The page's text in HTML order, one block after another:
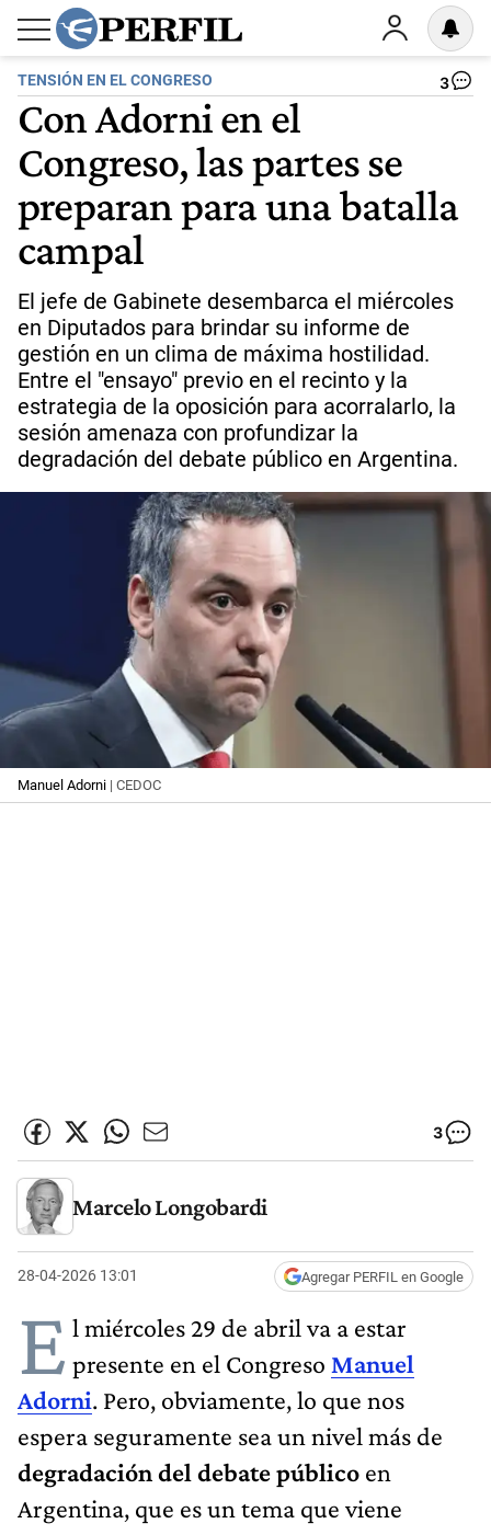
TENSIÓN EN EL CONGRESO 3
Con Adorni en el
Congreso, las partes se
preparan para una batalla
campal
El jefe de Gabinete desembarca el miércoles
en Diputados para brindar su informe de
gestión en un clima de máxima hostilidad.
Entre el "ensayo" previo en el recinto y la
estrategia de la oposición para acorralarlo, la
sesión amenaza con profundizar la
degradación del debate público en Argentina.
Manuel Adorni | CEDOC
3
Marcelo Longobardi
28-04-2026 13:01 Agregar PERFIL en Google
E l miércoles 29 de abril va a estar
presente en el Congreso Manuel
Adorni. Pero, obviamente, lo que nos
espera seguramente sea un nivel más de
degradación del debate público en
Argentina, que es un tema que viene